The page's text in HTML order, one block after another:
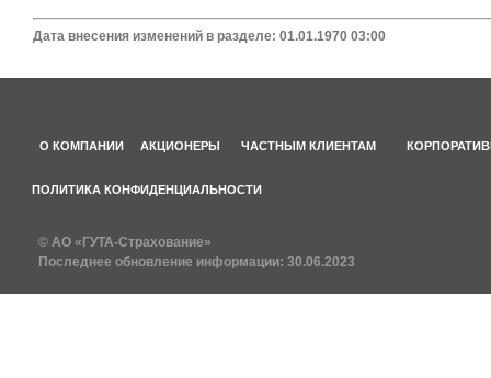
Дата внесения изменений в разделе: 01.01.1970 03:00
О КОМПАНИИ АКЦИОНЕРЫ ЧАСТНЫМ КЛИЕНТАМ
ПОЛИТИКА КОНФИДЕНЦИАЛЬНОСТИ
© АО «ГУТА-Страхование»
Последнее обновление информации: 30.06.2023